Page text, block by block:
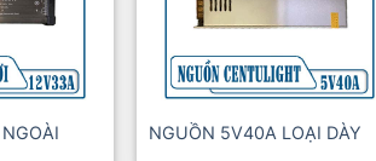
+
NGUỒN 5V40A LOẠI DÀY